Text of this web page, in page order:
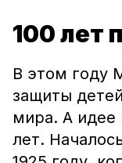
100 лет
В этом году
защиты
мира. А идее
лет.